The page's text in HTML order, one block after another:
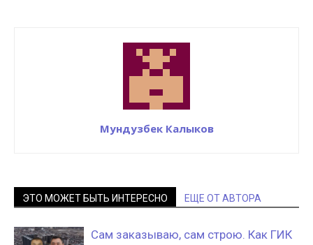
Мундузбек Калыков
ЭТО МОЖЕТ БЫТЬ ИНТЕРЕСНО ЕЩЕ ОТ АВТОРА
Сам заказываю, сам строю. Как ГИК